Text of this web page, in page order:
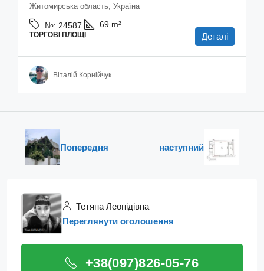
Житомирська область, Україна
№: 24587 69 m²
ТОРГОВІ ПЛОЩІ Деталі
Віталій Корнійчук
Попередня наступний
Тетяна Леонідівна
Переглянути оголошення
+38(097)826-05-76